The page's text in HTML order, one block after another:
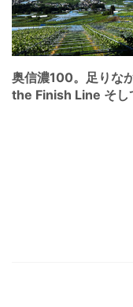
奥信濃100。足りな
the Finish Line そし